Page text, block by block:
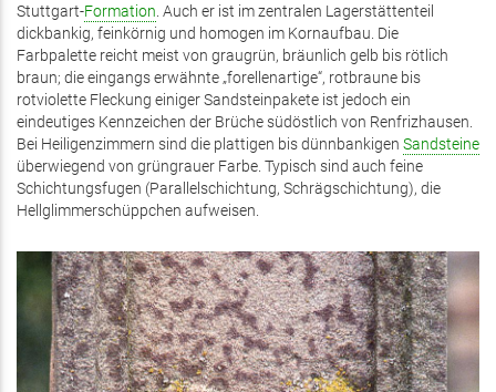
Stuttgart-Formation. Auch er ist im zentralen Lagerstättenteil
dickbankig, feinkörnig und homogen im Kornaufbau. Die
Farbpalette reicht meist von graugrün, bräunlich gelb bis rötlich
braun; die eingangs erwähnte „forellenartige“, rotbraune bis
rotviolette Fleckung einiger Sandsteinpakete ist jedoch ein
eindeutiges Kennzeichen der Brüche südöstlich von Ren­frizhausen.
Bei Heiligenzimmern sind die plattigen bis dünnbankigen Sandsteine
überwiegend von grüngrauer Farbe. Typisch sind auch feine
Schichtungsfugen (Parallelschichtung, Schrägschichtung), die
Hellglimmerschüppchen aufweisen.